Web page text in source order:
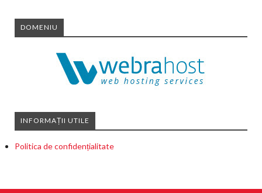
DOMENIU
INFORMAȚII UTILE
Politica de confidențialitate